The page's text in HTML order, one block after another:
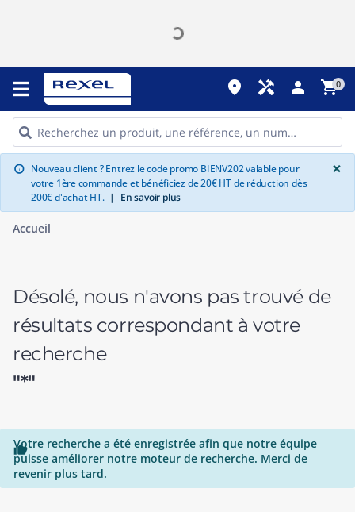
place handyman person shopping_cart0
info Nouveau client ? Entrez le code promo BIENV202 valable pour
votre 1ère commande et bénéficiez de 20€ HT de réduction dès
200€ d'achat HT. | En savoir plus
×
Accueil
Désolé, nous n'avons pas trouvé de
résultats correspondant à votre
recherche
"*"

Votre recherche a été enregistrée afin que notre équipe
puisse améliorer notre moteur de recherche. Merci de
revenir plus tard.